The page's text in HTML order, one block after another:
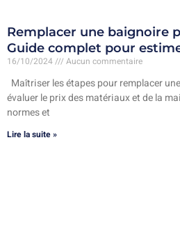
Remplacer une baignoire
Guide complet pour
16/10/2024 Aucun commentaire
Maîtriser les étapes pour remplacer
évaluer le prix des matériaux et de la
normes et
Lire la suite »